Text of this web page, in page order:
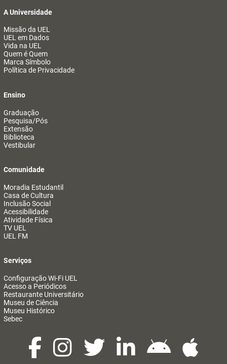
A Universidade
Missão da UEL
UEL em Dados
Vida na UEL
Quem é Quem
Marca Símbolo
Política de Privacidade
Ensino
Graduação
Pesquisa/Pós
Extensão
Biblioteca
Vestibular
Comunidade
Moradia Estudantil
Casa de Cultura
Inclusão Social
Acessibilidade
Atividade Física
TV UEL
UEL FM
Serviços
Configuração Wi-Fi UEL
Acesso a Periódicos
Restaurante Universitário
Museu de Ciência
Museu Histórico
Sebec